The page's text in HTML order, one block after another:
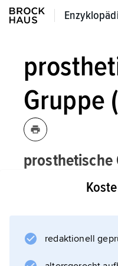
Gruppe
prosthetische
griechisch
Enzymeredaktionell